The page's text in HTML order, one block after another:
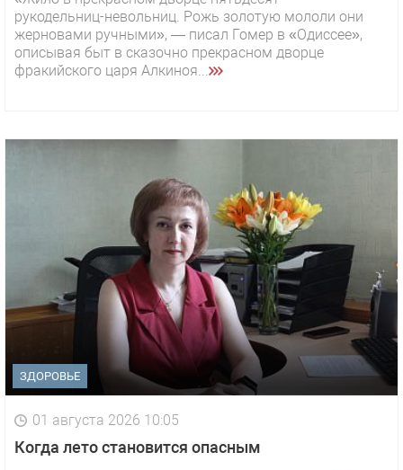
рукодельниц-невольниц. Рожь золотую мололи они
жерновами ручными», — писал Гомер в «Одиссее»,
описывая быт в сказочно прекрасном дворце
фракийского царя Алкиноя...
ЗДОРОВЬЕ
01 августа 2026 10:05
Когда лето становится опасным